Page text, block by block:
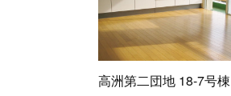
高洲第二団地 18-7号棟